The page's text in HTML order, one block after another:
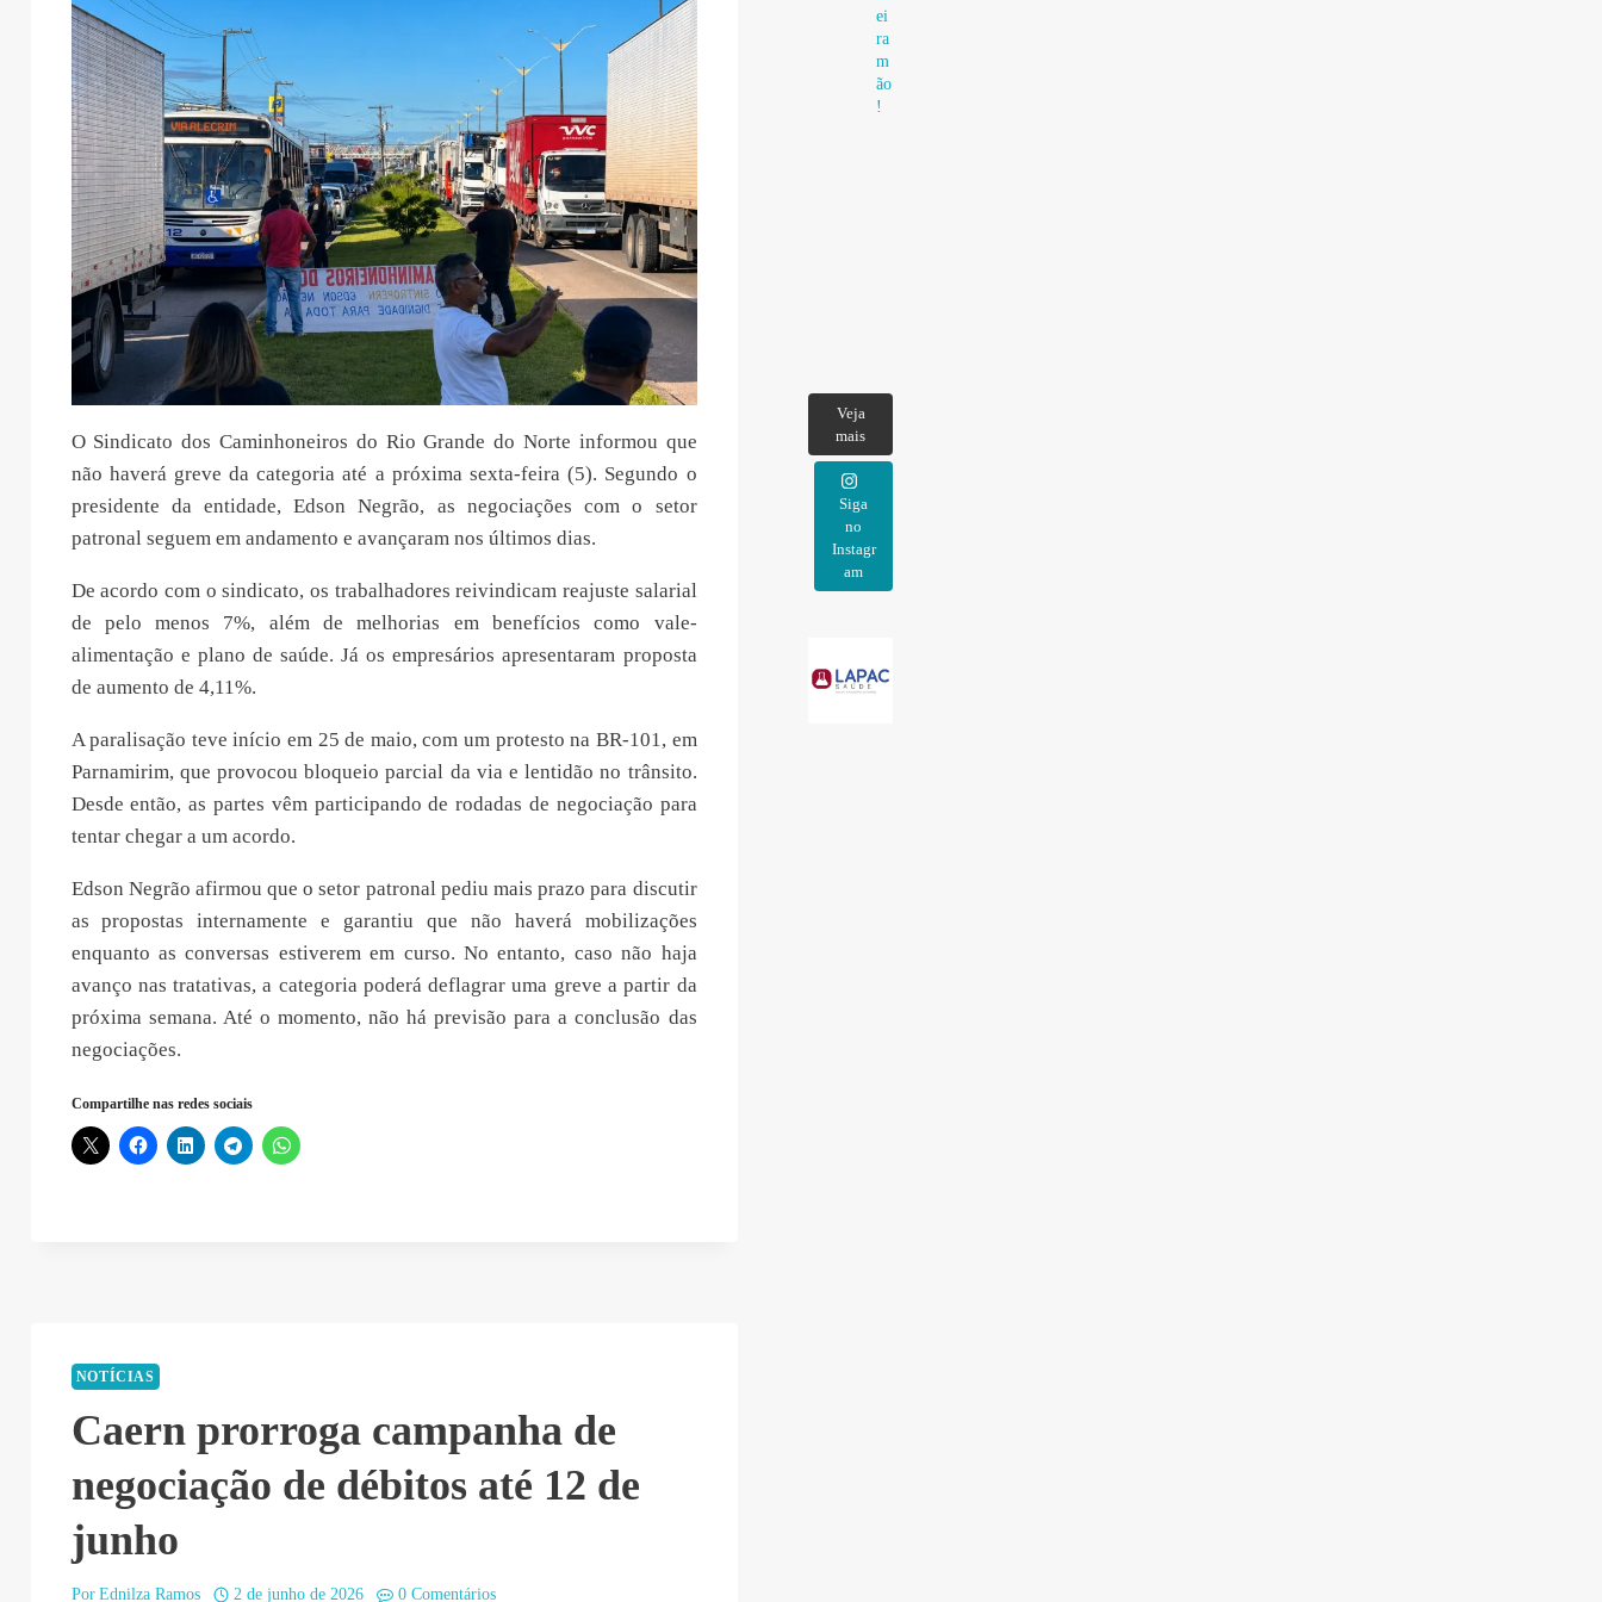
O Sindicato dos Caminhoneiros do Rio Grande do Norte informou que
não haverá greve da categoria até a próxima sexta-feira (5). Segundo o
presidente da entidade, Edson Negrão, as negociações com o setor
patronal seguem em andamento e avançaram nos últimos dias.
De acordo com o sindicato, os trabalhadores reivindicam reajuste salarial
de pelo menos 7%, além de melhorias em benefícios como vale-
alimentação e plano de saúde. Já os empresários apresentaram proposta
de aumento de 4,11%.
A paralisação teve início em 25 de maio, com um protesto na BR-101, em
Parnamirim, que provocou bloqueio parcial da via e lentidão no trânsito.
Desde então, as partes vêm participando de rodadas de negociação para
tentar chegar a um acordo.
Edson Negrão afirmou que o setor patronal pediu mais prazo para discutir
as propostas internamente e garantiu que não haverá mobilizações
enquanto as conversas estiverem em curso. No entanto, caso não haja
avanço nas tratativas, a categoria poderá deflagrar uma greve a partir da
próxima semana. Até o momento, não há previsão para a conclusão das
negociações.
Compartilhe nas redes sociais
NOTÍCIAS
Caern prorroga campanha de
negociação de débitos até 12 de
junho
Por Ednilza Ramos 2 de junho de 2026 0 Comentários
ei
ra
m
ão
!
Veja
mais
Siga
no
Instagr
am